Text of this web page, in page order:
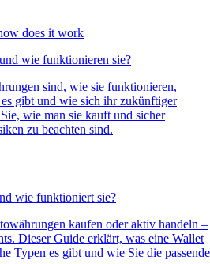
wie funktionieren sie?
sind, wie sie funktionieren,
gibt und wie sich ihr zukünftiger
wie man sie kauft und sicher
zu beachten sind.
wie funktioniert sie?
kaufen oder aktiv handeln –
Dieser Guide erklärt, was eine Wallet
Typen es gibt und wie Sie die passende